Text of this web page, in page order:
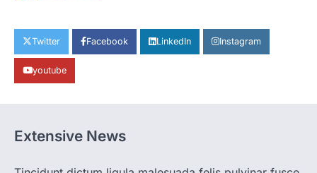
CG: छिपली की दीदियों का कमाल, बकरी
पालन से बढ़ी आय और मजबूत हुआ आत्मविश्वास
बनाने की दिशा में जिले के नगरी…
CHHATTISGARH
जाएगी एल्बेंडाजोल
Twitter Facebook LinkedIn Instagram
youtube
Extensive News